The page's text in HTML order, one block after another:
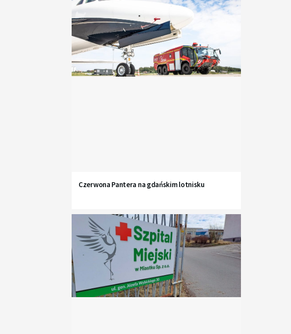
Czerwona Pantera na gdańskim lotnisku